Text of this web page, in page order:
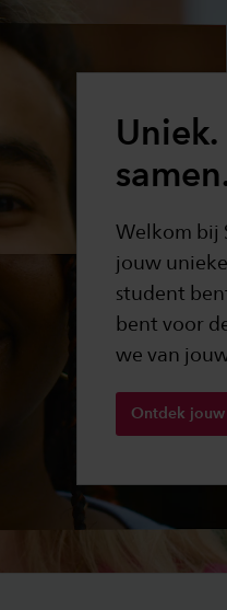
Welkom bij
jouw
student
bent voor
we van
Ontdek